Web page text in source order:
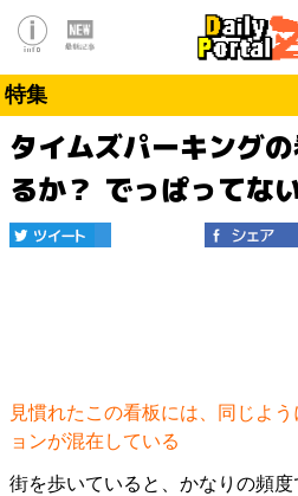
特集
タイムズパーキング
るか？ でっぱってな
見慣れたこの看板には、同じよ
ョンが混在している
街を歩いていると、かなりの頻度